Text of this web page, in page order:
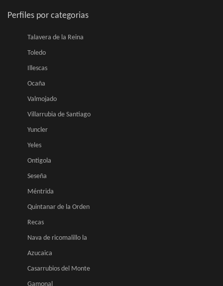
Perfiles por categorias
Talavera de la Reina
Toledo
Illescas
Ocaña
Valmojado
Villarrubia de Santiago
Yuncler
Yeles
Ontigola
Seseña
Méntrida
Quintanar de la Orden
Recas
Nava de ricomalillo la
Azucaica
Casarrubios del Monte
Gamonal